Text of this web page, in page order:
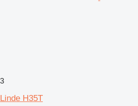
3
Linde H35T